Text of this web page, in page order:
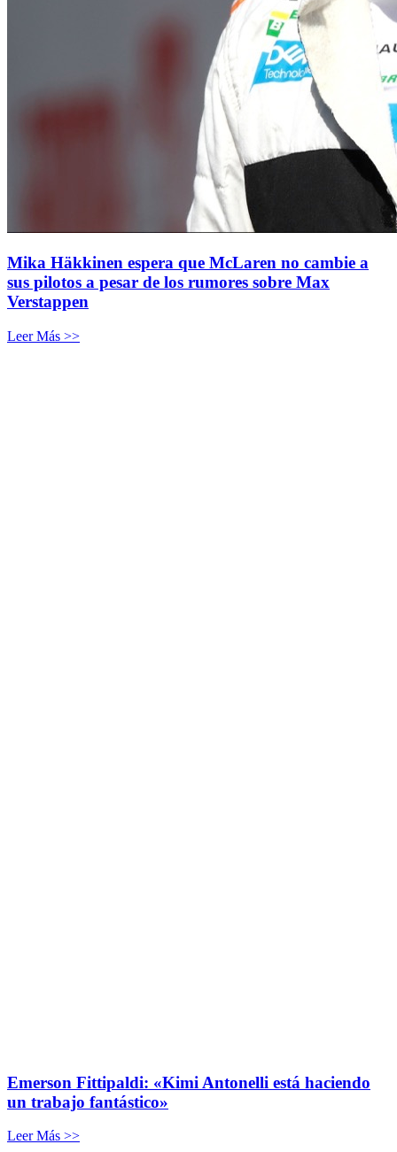
Mika Häkkinen espera que McLaren no cambie a
sus pilotos a pesar de los rumores sobre Max
Verstappen
Leer Más >>
Emerson Fittipaldi: «Kimi Antonelli está haciendo
un trabajo fantástico»
Leer Más >>